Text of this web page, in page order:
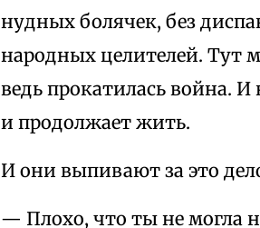
нудных болячек, без
народных целителей. Тут
ведь прокатилась война.
и продолжает жить.
И они выпивают за это
— Плохо, что ты не могла